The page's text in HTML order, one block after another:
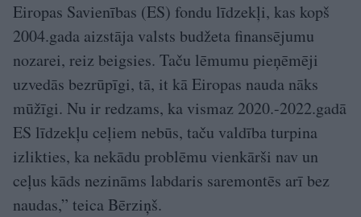
Eiropas Savienības (ES) fondu līdzekļi, kas kopš
2004.gada aizstāja valsts budžeta finansējumu
nozarei, reiz beigsies. Taču lēmumu pieņēmēji
uzvedās bezrūpīgi, tā, it kā Eiropas nauda nāks
mūžīgi. Nu ir redzams, ka vismaz 2020.-2022.gadā
ES līdzekļu ceļiem nebūs, taču valdība turpina
izlikties, ka nekādu problēmu vienkārši nav un
ceļus kāds nezināms labdaris saremontēs arī bez
naudas,” teica Bērziņš.